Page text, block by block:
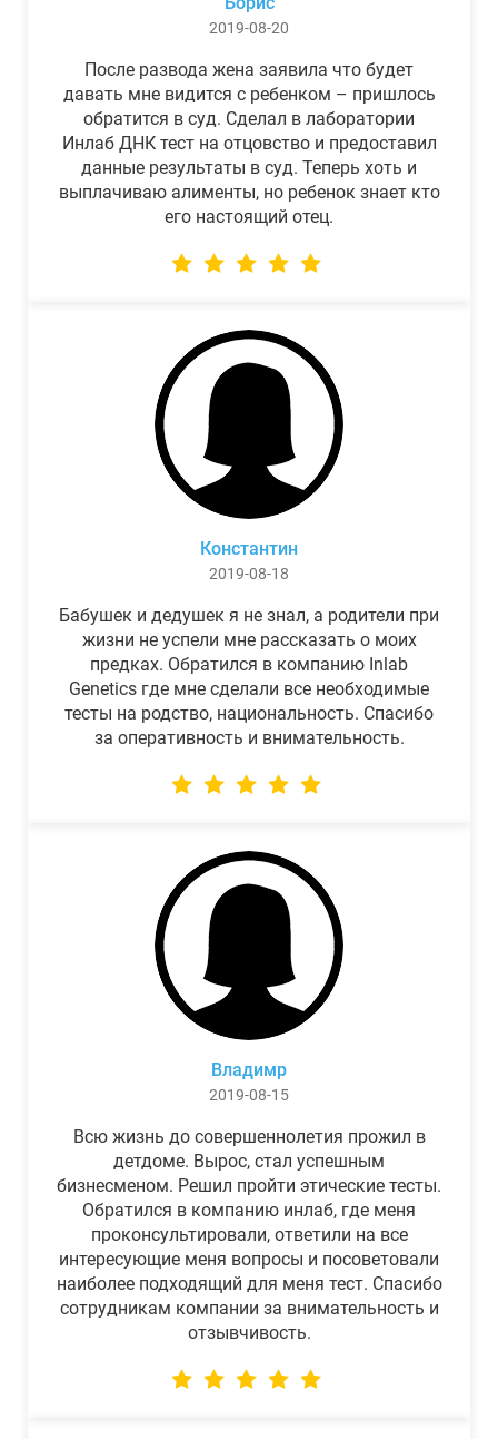
2019-08-20
После развода жена заявила что будет
давать мне видится с ребенком – пришлось
обратится в суд. Сделал в лаборатории
Инлаб ДНК тест на отцовство и предоставил
данные результаты в суд. Теперь хоть и
выплачиваю алименты, но ребенок знает кто
его настоящий отец.
Константин
2019-08-18
Бабушек и дедушек я не знал, а родители при
жизни не успели мне рассказать о моих
предках. Обратился в компанию Inlab
Genetics где мне сделали все необходимые
тесты на родство, национальность. Спасибо
за оперативность и внимательность.
Владимр
2019-08-15
Всю жизнь до совершеннолетия прожил в
детдоме. Вырос, стал успешным
бизнесменом. Решил пройти этические тесты.
Обратился в компанию инлаб, где меня
проконсультировали, ответили на все
интересующие меня вопросы и посоветовали
наиболее подходящий для меня тест. Спасибо
сотрудникам компании за внимательность и
отзывчивость.